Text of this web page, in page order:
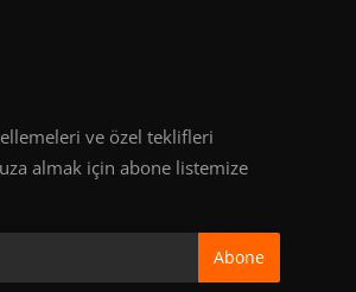
ve özel teklifleri
almak için abone listemize
Abone